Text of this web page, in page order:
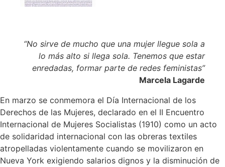
“No sirve de mucho que una mujer llegue sola a
lo más alto si llega sola. Tenemos que estar
enredadas, formar parte de redes feministas”
Marcela Lagarde
En marzo se conmemora el Día Internacional de los
Derechos de las Mujeres, declarado en el II Encuentro
Internacional de Mujeres Socialistas (1910) como un acto
de solidaridad internacional con las obreras textiles
atropelladas violentamente cuando se movilizaron en
Nueva York exigiendo salarios dignos y la disminución de